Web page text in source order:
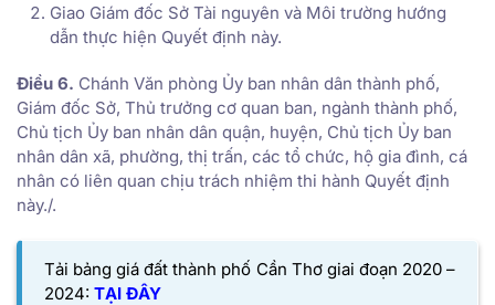
Giao Giám đốc Sở Tài nguyên và Môi trường hướng
dẫn thực hiện Quyết định này.
Điều 6. Chánh Văn phòng Ủy ban nhân dân thành phố,
Giám đốc Sở, Thủ trưởng cơ quan ban, ngành thành phố,
Chủ tịch Ủy ban nhân dân quận, huyện, Chủ tịch Ủy ban
nhân dân xã, phường, thị trấn, các tổ chức, hộ gia đình, cá
nhân có liên quan chịu trách nhiệm thi hành Quyết định
này./.
Tải bảng giá đất thành phố Cần Thơ giai đoạn 2020 –
2024: TẠI ĐÂY